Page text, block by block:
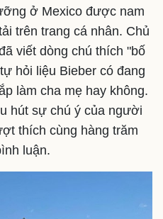
Ô tô - Xe máy
Ô tô
Xe máy
ở Mexico được nam
trên trang cá nhân. Chủ
viết dòng chú thích "bố
hỏi liệu Bieber có đang
làm cha mẹ hay không.
hút sự chú ý của người
thích cùng hàng trăm
luận.